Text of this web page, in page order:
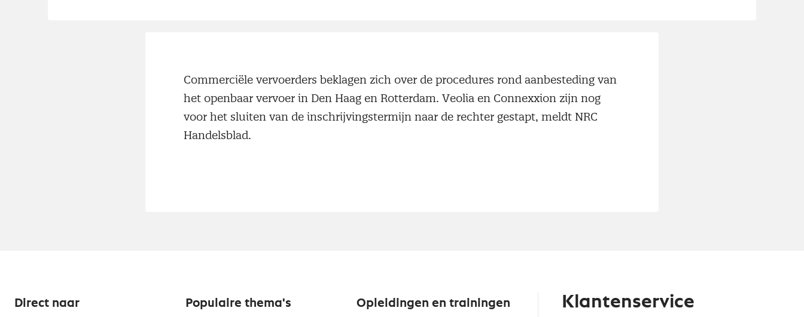
Commerciële vervoerders beklagen zich over de procedures rond aanbesteding van
het openbaar vervoer in Den Haag en Rotterdam. Veolia en Connexxion zijn nog
voor het sluiten van de inschrijvingstermijn naar de rechter gestapt, meldt NRC
Handelsblad.
Direct naar Populaire thema's Opleidingen en trainingen Klantenservice